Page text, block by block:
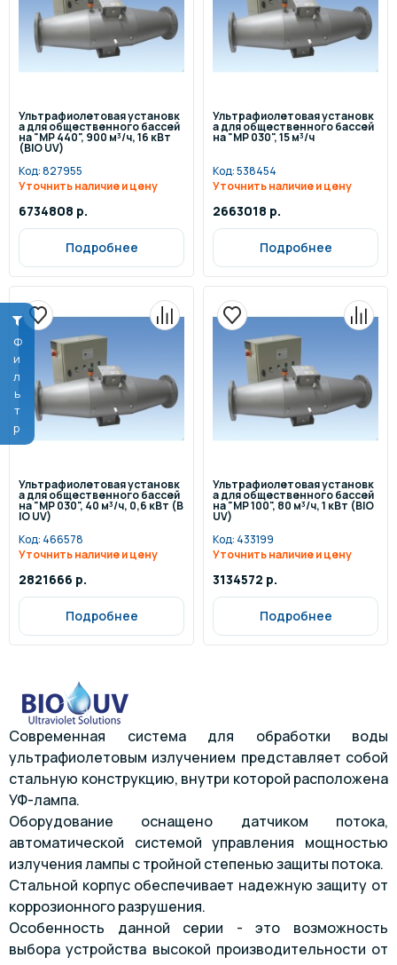
Фильтр
Ультрафиолетовая установк
а для общественного бассей
на "MP 440", 900 м³/ч, 16 кВт
(BIO UV)
Код:827955
Уточнить наличие и цену
6734808 р.
Подробнее
Ультрафиолетовая установк
а для общественного бассей
на "MP 030", 15 м³/ч
Код:538454
Уточнить наличие и цену
2663018 р.
Подробнее
Ультрафиолетовая установк
а для общественного бассей
на "MP 030", 40 м³/ч, 0,6 кВт (B
IO UV)
Код: 466578
Уточнить наличие и цену
2821666 р.
Подробнее
Ультрафиолетовая установк
а для общественного бассей
на "MP 100", 80 м³/ч, 1 кВт (BIO
UV)
Код: 433199
Уточнить наличие и цену
3134572 р.
Подробнее
Современная система для обработки воды
ультрафиолетовым излучением представляет собой
стальную конструкцию, внутри которой расположена
УФ-лампа.
Оборудование оснащено датчиком потока,
автоматической системой управления мощностью
излучения лампы с тройной степенью защиты потока.
Стальной корпус обеспечивает надежную защиту от
коррозионного разрушения.
Особенность данной серии - это возможность
выбора устройства высокой производительности от